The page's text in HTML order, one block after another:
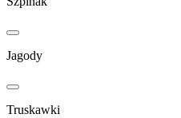
Jagody
Truskawki